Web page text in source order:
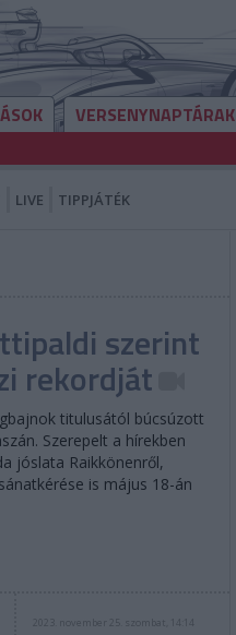
VERSENYNAPTÁRAK
LIVE TIPPJÁTÉK
szerint
rekordját
titulusától búcsúzott
Szerepelt a hírekben
jóslata Raikkönenről,
is május 18-án
2023. november 25. szombat, 14:14